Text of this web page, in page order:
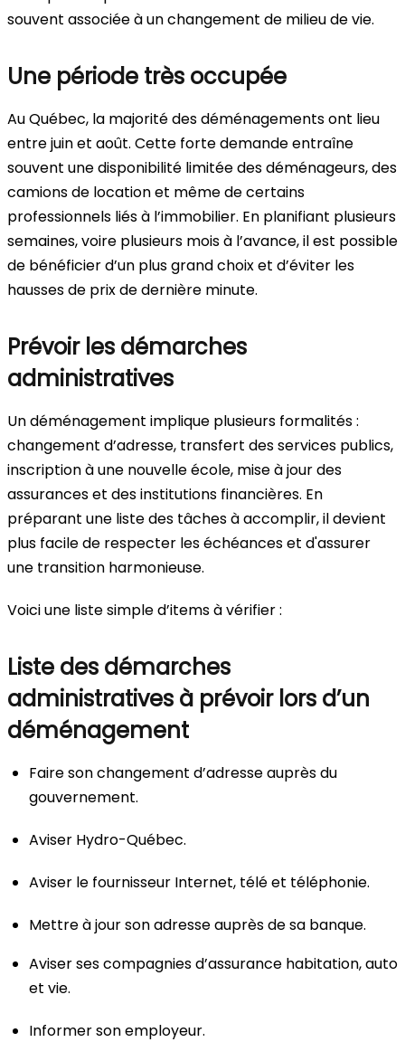
souvent associée à un changement de milieu de vie.
Une période très occupée
Au Québec, la majorité des déménagements ont lieu
entre juin et août. Cette forte demande entraîne
souvent une disponibilité limitée des déménageurs, des
camions de location et même de certains
professionnels liés à l’immobilier. En planifiant plusieurs
semaines, voire plusieurs mois à l’avance, il est possible
de bénéficier d’un plus grand choix et d’éviter les
hausses de prix de dernière minute.
Prévoir les démarches
administratives
Un déménagement implique plusieurs formalités :
changement d’adresse, transfert des services publics,
inscription à une nouvelle école, mise à jour des
assurances et des institutions financières. En
préparant une liste des tâches à accomplir, il devient
plus facile de respecter les échéances et d'assurer
une transition harmonieuse.
Voici une liste simple d’items à vérifier :
Liste des démarches
administratives à prévoir lors d’un
déménagement
Faire son changement d’adresse auprès du
gouvernement.
Aviser Hydro-Québec.
Aviser le fournisseur Internet, télé et téléphonie.
Mettre à jour son adresse auprès de sa banque.
Aviser ses compagnies d’assurance habitation, auto
et vie.
Informer son employeur.